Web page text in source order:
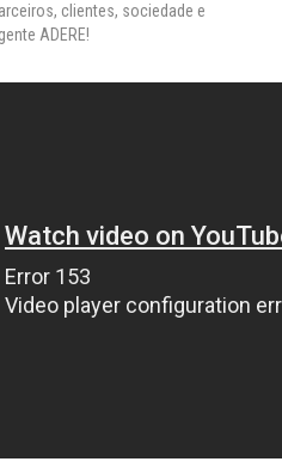
clientes, sociedade e
ADERE!